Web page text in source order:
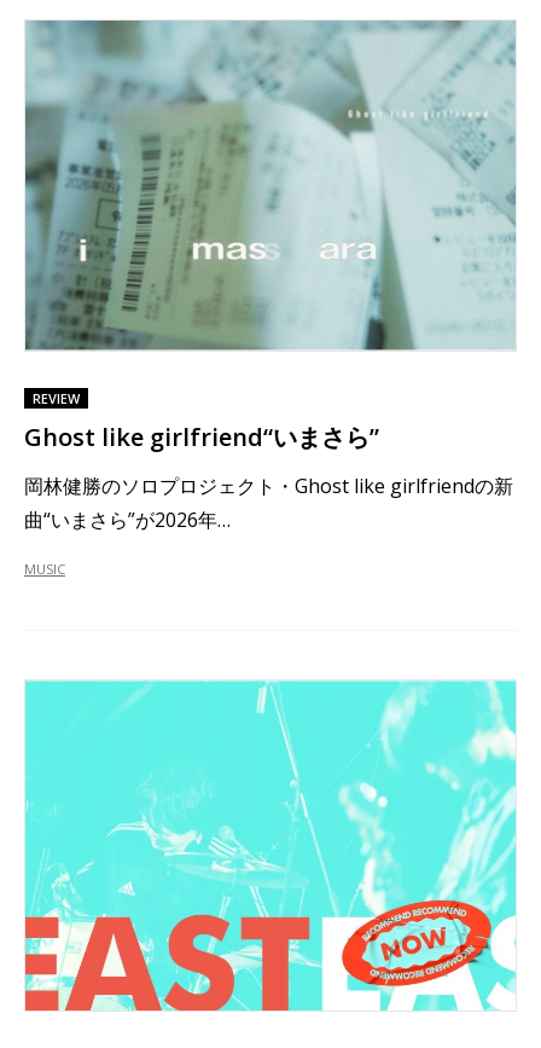
REVIEW
Ghost like girlfriend“いまさら”
岡林健勝のソロプロジェクト・Ghost like girlfriendの新
曲“いまさら”が2026年…
MUSIC